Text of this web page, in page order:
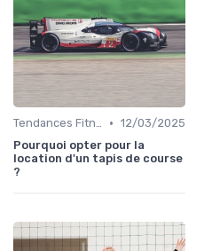
Tendances Fitness et Entraînement à Domicile • 12/03/2025
Pourquoi opter pour la
location d'un tapis de course
?